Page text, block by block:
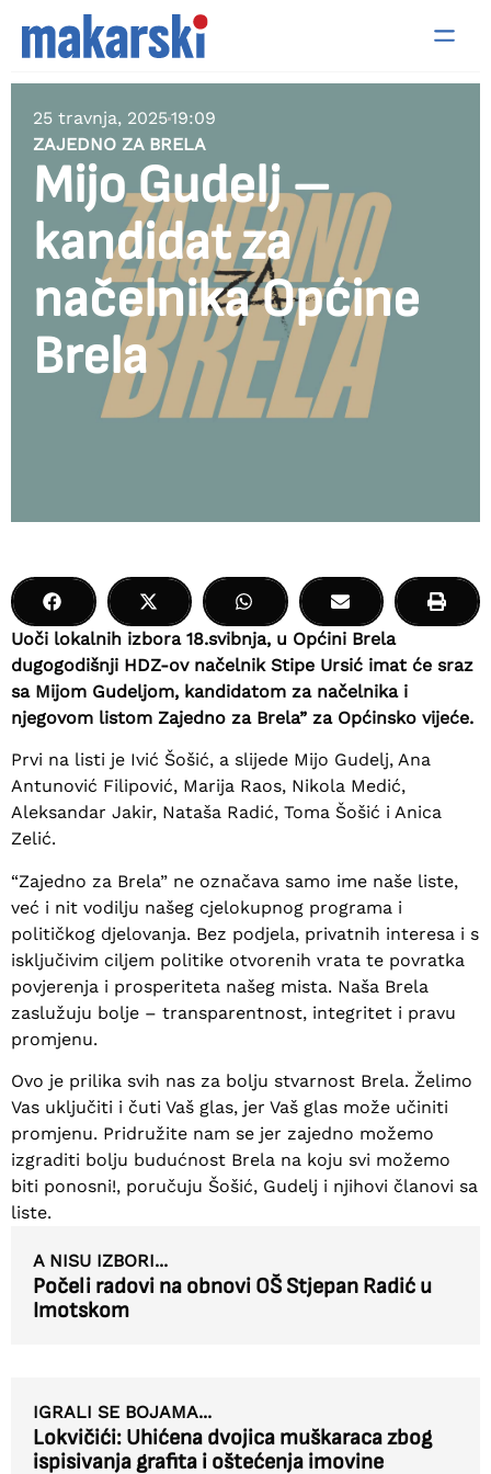
25 travnja, 202519:09
ZAJEDNO ZA BRELA
Mijo Gudelj –
kandidat za
načelnika Općine
Brela
Uoči lokalnih izbora 18.svibnja, u Općini Brela
dugogodišnji HDZ-ov načelnik Stipe Ursić imat će sraz
sa Mijom Gudeljom, kandidatom za načelnika i
njegovom listom Zajedno za Brela” za Općinsko vijeće.
Prvi na listi je Ivić Šošić, a slijede Mijo Gudelj, Ana
Antunović Filipović, Marija Raos, Nikola Medić,
Aleksandar Jakir, Nataša Radić, Toma Šošić i Anica
Zelić.
“Zajedno za Brela” ne označava samo ime naše liste,
već i nit vodilju našeg cjelokupnog programa i
političkog djelovanja. Bez podjela, privatnih interesa i s
isključivim ciljem politike otvorenih vrata te povratka
povjerenja i prosperiteta našeg mista. Naša Brela
zaslužuju bolje – transparentnost, integritet i pravu
promjenu.
Ovo je prilika svih nas za bolju stvarnost Brela. Želimo
Vas uključiti i čuti Vaš glas, jer Vaš glas može učiniti
promjenu. Pridružite nam se jer zajedno možemo
izgraditi bolju budućnost Brela na koju svi možemo
biti ponosni!, poručuju Šošić, Gudelj i njihovi članovi sa
liste.
A NISU IZBORI...
Počeli radovi na obnovi OŠ Stjepan Radić u
Imotskom
IGRALI SE BOJAMA...
Lokvičići: Uhićena dvojica muškaraca zbog
ispisivanja grafita i oštećenja imovine